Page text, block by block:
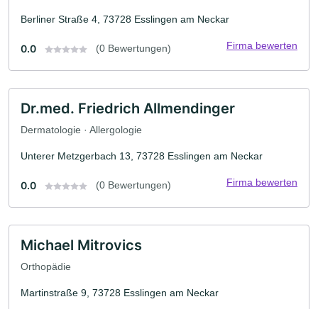
Berliner Straße 4, 73728 Esslingen am Neckar
0.0 (0 Bewertungen) Firma bewerten
Dr.med. Friedrich Allmendinger
Dermatologie · Allergologie
Unterer Metzgerbach 13, 73728 Esslingen am Neckar
0.0 (0 Bewertungen) Firma bewerten
Michael Mitrovics
Orthopädie
Martinstraße 9, 73728 Esslingen am Neckar